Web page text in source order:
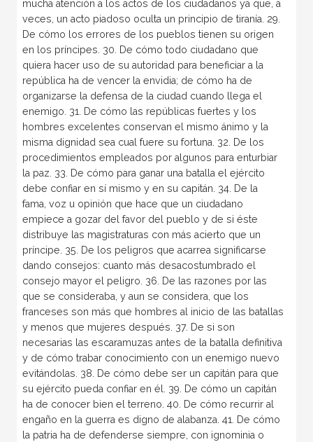
mucha atención a los actos de los ciudadanos ya que, a
veces, un acto piadoso oculta un principio de tiranía. 29.
De cómo los errores de los pueblos tienen su origen
en los príncipes. 30. De cómo todo ciudadano que
quiera hacer uso de su autoridad para beneficiar a la
república ha de vencer la envidia; de cómo ha de
organizarse la defensa de la ciudad cuando llega el
enemigo. 31. De cómo las repúblicas fuertes y los
hombres excelentes conservan el mismo ánimo y la
misma dignidad sea cual fuere su fortuna. 32. De los
procedimientos empleados por algunos para enturbiar
la paz. 33. De cómo para ganar una batalla el ejército
debe confiar en sí mismo y en su capitán. 34. De la
fama, voz u opinión que hace que un ciudadano
empiece a gozar del favor del pueblo y de si éste
distribuye las magistraturas con más acierto que un
príncipe. 35. De los peligros que acarrea significarse
dando consejos: cuanto más desacostumbrado el
consejo mayor el peligro. 36. De las razones por las
que se consideraba, y aun se considera, que los
franceses son más que hombres al inicio de las batallas
y menos que mujeres después. 37. De si son
necesarias las escaramuzas antes de la batalla definitiva
y de cómo trabar conocimiento con un enemigo nuevo
evitándolas. 38. De cómo debe ser un capitán para que
su ejército pueda confiar en él. 39. De cómo un capitán
ha de conocer bien el terreno. 40. De cómo recurrir al
engaño en la guerra es digno de alabanza. 41. De cómo
la patria ha de defenderse siempre, con ignominia o